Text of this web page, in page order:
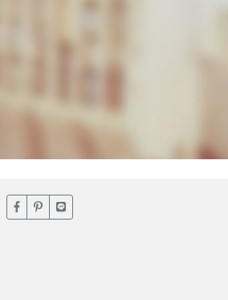
臉書分享(另開新視窗)
噗浪分享(另開新視窗)
Line分享(另開新視窗)